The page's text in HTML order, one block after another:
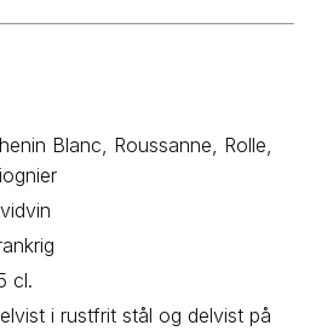
Blanc, Roussanne, Rolle,
cl.
i rustfrit stål og delvist på